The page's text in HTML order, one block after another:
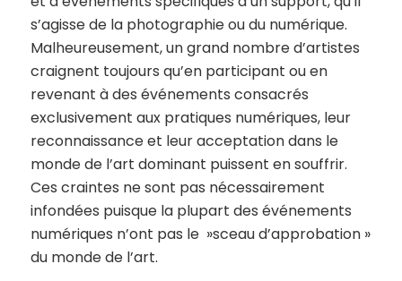
s’agisse de la photographie ou du numérique.
Malheureusement, un grand nombre d’artistes
craignent toujours qu’en participant ou en
revenant à des événements consacrés
exclusivement aux pratiques numériques, leur
reconnaissance et leur acceptation dans le
monde de l’art dominant puissent en souffrir.
Ces craintes ne sont pas nécessairement
infondées puisque la plupart des événements
numériques n’ont pas le »sceau d’approbation »
du monde de l’art.